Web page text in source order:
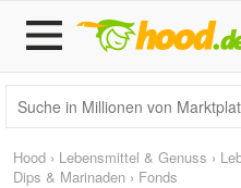
Hood › Lebensmittel & Genuss ›
Dips & Marinaden › Fonds